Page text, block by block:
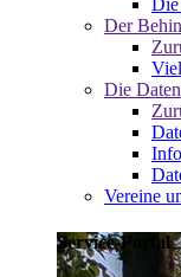
Der
Die
Vereine
Service-Portal